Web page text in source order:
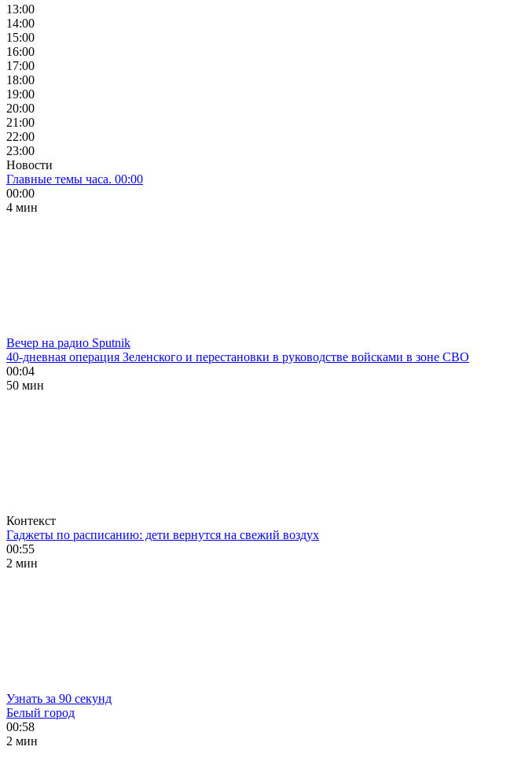
13:00
14:00
15:00
16:00
17:00
18:00
19:00
20:00
21:00
22:00
23:00
Новости
Главные темы часа. 00:00
00:00
4 мин
Вечер на радио Sputnik
40-дневная операция Зеленского и перестановки в руководстве войсками в зоне СВО
00:04
50 мин
Контекст
Гаджеты по расписанию: дети вернутся на свежий воздух
00:55
2 мин
Узнать за 90 секунд
Белый город
00:58
2 мин